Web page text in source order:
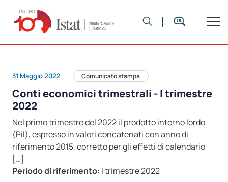
31 Maggio 2022 Comunicato stampa
Conti economici trimestrali - I trimestre
2022
Nel primo trimestre del 2022 il prodotto interno lordo
(Pil), espresso in valori concatenati con anno di
riferimento 2015, corretto per gli effetti di calendario
[…]
Periodo di riferimento: I trimestre 2022